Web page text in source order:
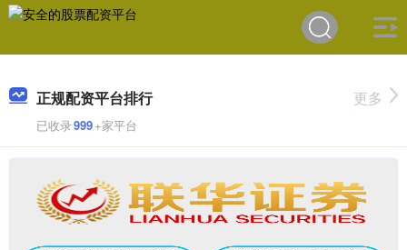
正规配资平台排行
已收录999+家平台
更多